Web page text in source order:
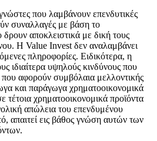
που λαμβάνουν επενδυτικές
συναλλαγές με βάση το
αποκλειστικά με δική τους
Η Value Invest δεν αναλαμβάνει
πληροφορίες. Ειδικότερα, η
ιδιαίτερα υψηλούς κινδύνους που
αφορούν συμβόλαια μελλοντικής
και παράγωγα χρηματοοικονομικά
χρηματοοικονομικά προϊόντα
απώλεια του επενδυμένου
απαιτεί εις βάθος γνώση αυτών των